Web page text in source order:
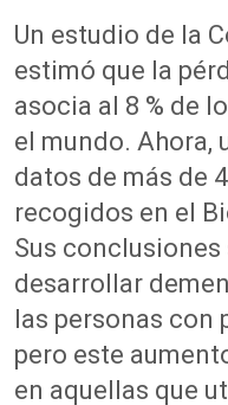
Un estudio de la
estimó que la
asocia al 8 % de
el mundo. Ahora,
datos de más de
recogidos en el
Sus
desarrollar
las personas con
pero este
en aquellas que